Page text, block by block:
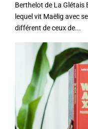
Berthelot de La Glétais
lequel vit Maëlig avec
différent de ceux de...